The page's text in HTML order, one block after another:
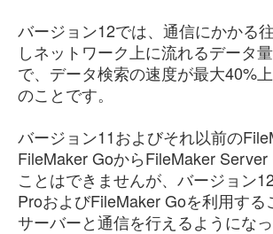
バージョン12では、通信にかかる
しネットワーク上に流れるデータ
で、データ検索の速度が最大40%
のことです。
バージョン11およびそれ以前の
FileMaker GoからFileMaker Server
ことはできませんが、バージョン
ProおよびFileMaker Goを利用する
サーバーと通信を行えるようになっ